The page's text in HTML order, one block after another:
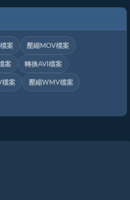
案 壓縮MOV檔案
案 轉換AVI檔案
檔案 壓縮WMV檔案